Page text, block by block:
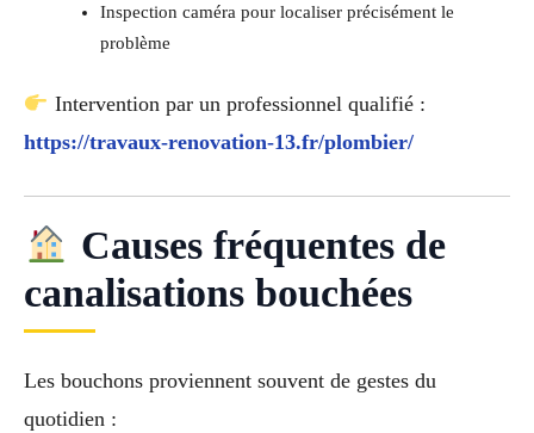
Inspection caméra pour localiser précisément le
problème
Intervention par un professionnel qualifié :
https://travaux-renovation-13.fr/plombier/
Causes fréquentes de
canalisations bouchées
Les bouchons proviennent souvent de gestes du
quotidien :